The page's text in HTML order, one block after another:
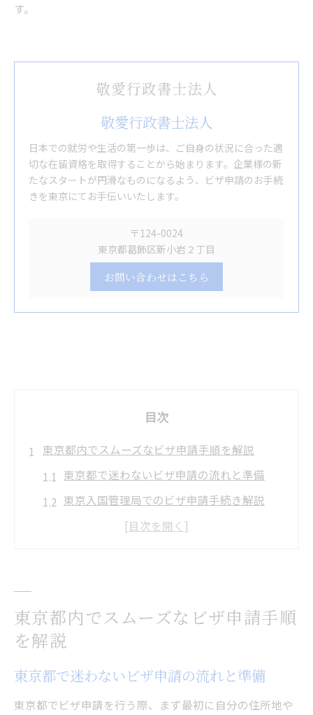
す。
敬愛行政書士法人
日本での就労や生活の第一歩は、ご自身の状況に合った適
切な在留資格を取得することから始まります。企業様の新
たなスタートが円滑なものになるよう、ビザ申請のお手続
きを東京にてお手伝いいたします。
〒124-0024
東京都葛飾区新小岩２丁目
お問い合わせはこちら
目次
東京都内でスムーズなビザ申請手順を解説
東京都で迷わないビザ申請の流れと準備
東京入国管理局でのビザ申請手続き解説
ビザ申請を成功させるための基本ポイント
自分に合うビザ申請窓口の見極め方とは
東京都のビザ申請で窓口を間違えないコツ
ビザ申請に適した相談窓口の選び方を解説
東京入国管理局と相談窓口の違いを把握
東京都内でスムーズなビザ申請手順
を解説
東京都で迷わないビザ申請の流れと準備
東京都でビザ申請を行う際、まず最初に自分の住所地や